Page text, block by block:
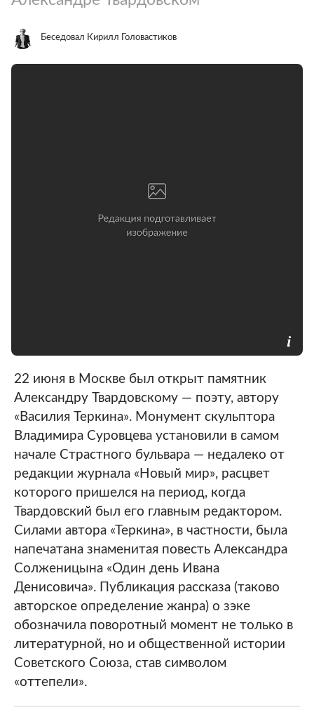
Беседовал Кирилл Головастиков
22 июня в Москве был открыт памятник
Александру Твардовскому — поэту, автору
«Василия Теркина». Монумент скульптора
Владимира Суровцева установили в самом
начале Страстного бульвара — недалеко от
редакции журнала «Новый мир», расцвет
которого пришелся на период, когда
Твардовский был его главным редактором.
Силами автора «Теркина», в частности, была
напечатана знаменитая повесть Александра
Солженицына «Один день Ивана
Денисовича». Публикация рассказа (таково
авторское определение жанра) о зэке
обозначила поворотный момент не только в
литературной, но и общественной истории
Советского Союза, став символом
«оттепели».